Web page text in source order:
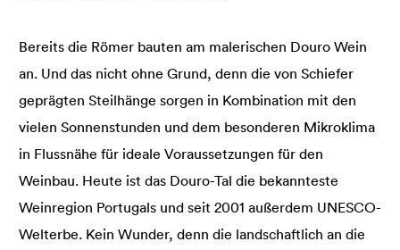
Bereits die Römer bauten am malerischen Douro Wein
an. Und das nicht ohne Grund, denn die von Schiefer
geprägten Steilhänge sorgen in Kombination mit den
vielen Sonnenstunden und dem besonderen Mikroklima
in Flussnähe für ideale Voraussetzungen für den
Weinbau. Heute ist das Douro-Tal die bekannteste
Weinregion Portugals und seit 2001 außerdem UNESCO-
Welterbe. Kein Wunder, denn die landschaftlich an die